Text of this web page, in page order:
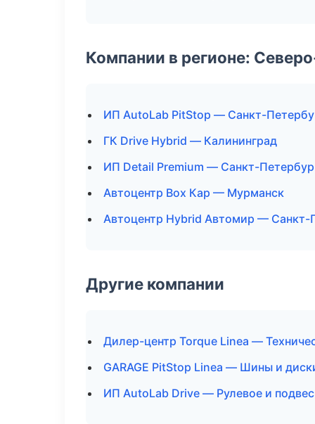
Компании в регионе:
ИП AutoLab PitStop — Санкт-
ГК Drive Hybrid — Калининград
ИП Detail Premium — Санкт-
Автоцентр Box Кар — Мурманск
Автоцентр Hybrid Автомир — Санкт-
Другие компании
Дилер-центр Torque Linea —
GARAGE PitStop Linea — Шины и
ИП AutoLab Drive — Рулевое и